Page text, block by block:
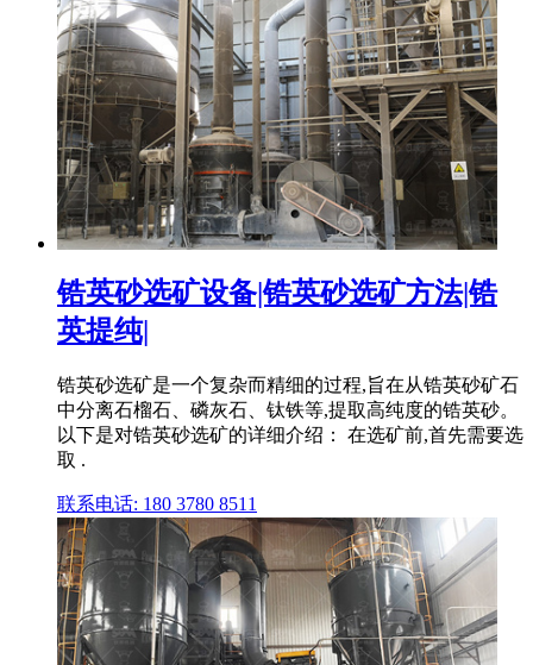
锆英砂选矿设备|锆英砂选矿方法|锆
英提纯|
锆英砂选矿是一个复杂而精细的过程,旨在从锆英砂矿石
中分离石榴石、磷灰石、钛铁等,提取高纯度的锆英砂。
以下是对锆英砂选矿的详细介绍： 在选矿前,首先需要选
取 .
联系电话: 180 3780 8511